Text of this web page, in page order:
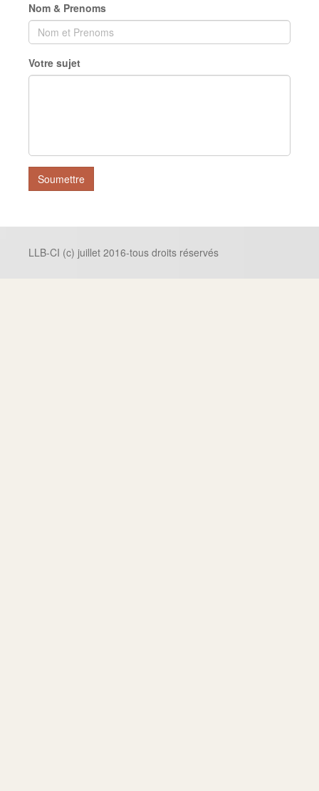
Nom & Prenoms
Votre sujet
Soumettre
LLB-CI (c) juillet 2016-tous droits réservés